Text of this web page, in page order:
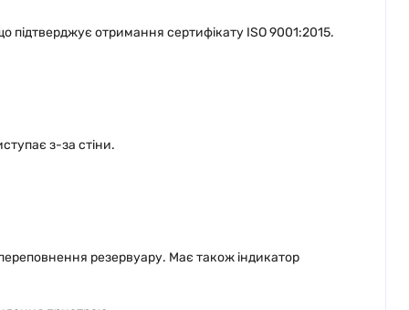
підтверджує отримання сертифікату ISO 9001:2015.
з-за стіни.
резервуару. Має також індикатор